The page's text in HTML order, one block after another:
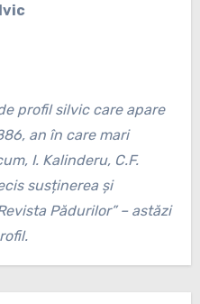
profil silvic care apare
an în care mari
I. Kalinderu, C.F.
susținerea și
Pădurilor” – astăzi